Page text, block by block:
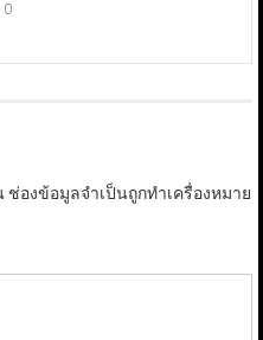
0
ช่องข้อมูลจำเป็นถูกทำเครื่องหมาย